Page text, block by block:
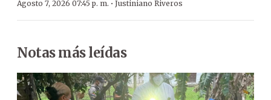
Agosto 7, 2026 07:45 p. m. · Justiniano Riveros
Notas más leídas